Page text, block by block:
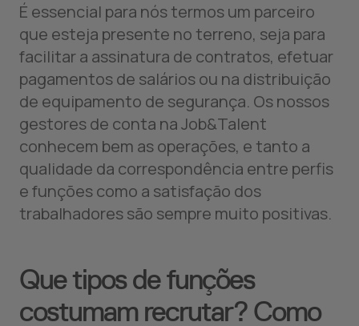
É essencial para nós termos um parceiro
que esteja presente no terreno, seja para
facilitar a assinatura de contratos, efetuar
pagamentos de salários ou na distribuição
de equipamento de segurança. Os nossos
gestores de conta na Job&Talent
conhecem bem as operações, e tanto a
qualidade da correspondência entre perfis
e funções como a satisfação dos
trabalhadores são sempre muito positivas.
Que tipos de funções
costumam recrutar? Como